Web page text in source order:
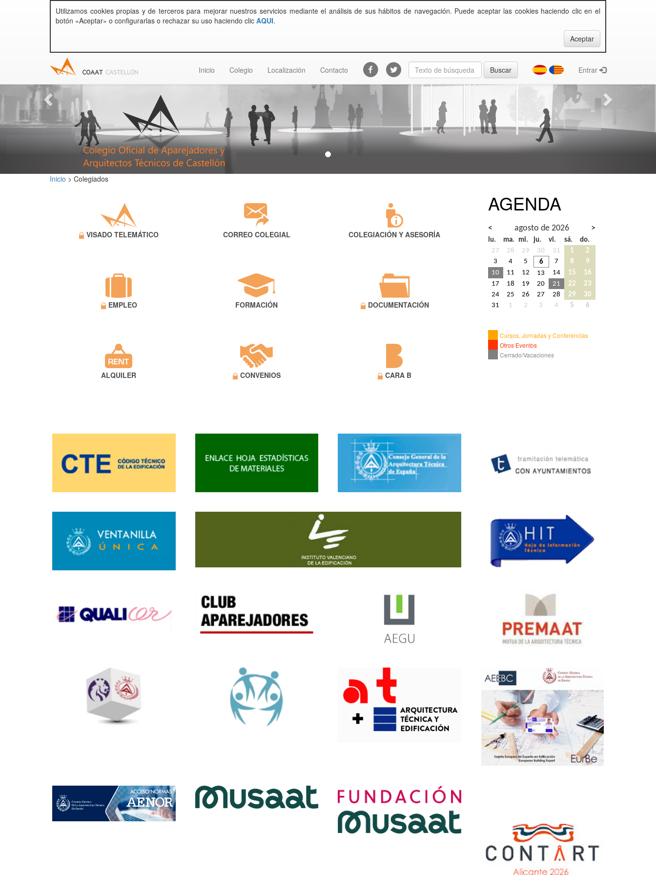
Utilizamos cookies propias y de terceros para mejorar nuestros servicios mediante el análisis de sus hábitos de navegación. Puede aceptar las cookies haciendo clic en el
botón «Aceptar» o configurarlas o rechazar su uso haciendo clic AQUI.
Entrar
Inicio Colegio Localización Contacto
Inicio > Colegiados
VISADO TELEMÁTICO CORREO COLEGIAL COLEGIACIÓN Y ASESORÍA
EMPLEO FORMACIÓN DOCUMENTACIÓN
ALQUILER CONVENIOS CARA B
AGENDA
< agosto de 2026 >
lu. ma. mi. ju. vi. sá.
do.
27
28 29 30 31 1
2
3
4 5 6 7 8
9
10
11 12 13 14 15
16
17
18 19 20 21 22
23
24
25 26 27 28 29
30
31
1 2 3 4 5 6
Cursos, Jornadas y Conferencias
Otros Eventos
Cerrado/Vacaciones